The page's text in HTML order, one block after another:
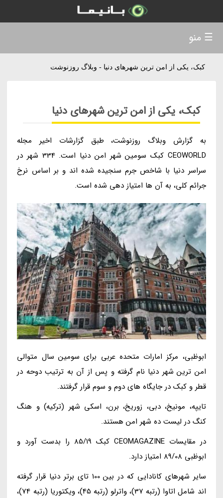
کبک، یکی از امن ترین شهرهای دنیا - وبلاگ روزنوشت
کبک، یکی از امن ترین شهرهای دنیا
به گزارش وبلاگ روزنوشت، طبق گزارشات اخیر مجله
CEOWORLD کبک سومین شهر امن دنیا است. 334 شهر در
سراسر دنیا با شاخص جرم سنجیده شده اند و بر اساس نرخ
جرائم کلی، به آن ها امتیاز دهی شده است.
ابوظبی، مرکز امارات متحده عربی برای سومین سال متوالی
امن ترین شهر دنیا نام گرفته و پس از آن به ترتیب دوحه در
قطر و کبک در جایگاه های دوم و سوم قرار گرفتند.
تایپه، مونیخ، دبی، زوریخ، برن، اسکی شهر (ترکیه) و هنگ
کنگ در لیست ده شهر امن هستند.
در مقایسات CEOMAGAZINE کبک 85/19 را بدست آورد و
ابوظبی 89/08 امتیاز دارد.
سایر شهرهای کانادایی که در بین 100 تای برتر دنیا قرار گرفته
اند شامل اتاوا (رتبه 37)، واترلو (رتبه 45)، ویکتوریا (رتبه 74)،
☰ منو